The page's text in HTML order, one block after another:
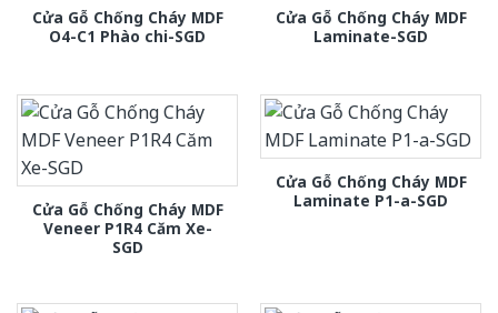
Cửa Gỗ Chống Cháy MDF
O4-C1 Phào chi-SGD
Cửa Gỗ Chống Cháy MDF
Laminate-SGD
Cửa Gỗ Chống Cháy MDF
Veneer P1R4 Căm Xe-
SGD
Cửa Gỗ Chống Cháy MDF
Laminate P1-a-SGD